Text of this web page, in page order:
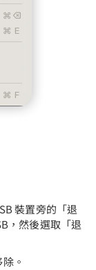
裝置旁的「退
，然後選取「退
。